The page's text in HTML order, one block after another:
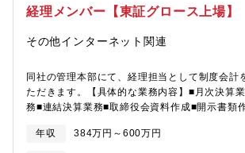
ば、近くにショップがないためお電話を希望さ
方ではゆっくり対面でのご提案を望まれる方な
せたベストな提案手法と最適なを用いることで
ける社会情勢やそれに伴うお客様のニーズの多
応し、”人生100年時代におけるパートナー”と
人の生活に寄り添い、安心と保障をお届けする
ラットフォーマーを目指してまいります。
経理メンバー【東証グロース上場】
その他インターネット関連
同社の管理本部にて、経理担当として制度会計
ただきます。【具体的な業務内容】■月次決算
務■連結決算業務■取締役会資料作成■開示書類
年収 384万円～600万円